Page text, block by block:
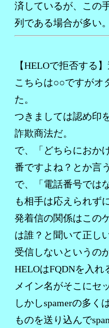
済しているが、この
列である場合が多い。
【HELOで拒否する
こちらは○○ですがオ
た。
つきましては認め印
詐欺商法だ。
で、「どちらにおか
番ですよね？とか言う
で、「電話番号では
も相手は応えられず
発着信の関係はこの
は誰？と聞いて正し
受信しないというの
HELOはFQDNを入
メイン名がそこにセ
しかしspamerの多く
ものを送り込んで